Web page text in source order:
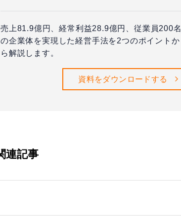
売上81.9億円、経常利益28.9億円、従業員200名
の企業体を実現した経営手法を2つのポイントか
ら解説します。
資料をダウンロードする
連記事